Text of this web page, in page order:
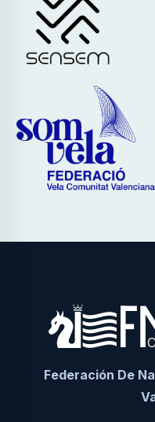
Federación De